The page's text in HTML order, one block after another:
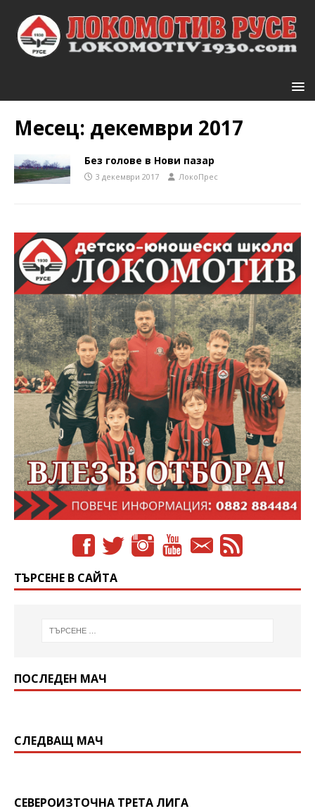
Месец: декември 2017
Без голове в Нови пазар
3 декември 2017 ЛокоПрес
ТЪРСЕНЕ В САЙТА
ПОСЛЕДЕН МАЧ
СЛЕДВАЩ МАЧ
СЕВЕРОИЗТОЧНА ТРЕТА ЛИГА